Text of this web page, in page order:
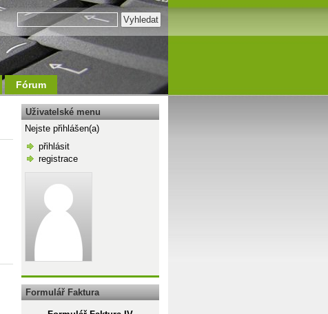
Fórum
Uživatelské menu
Nejste přihlášen(a)
přihlásit
registrace
Formulář Faktura